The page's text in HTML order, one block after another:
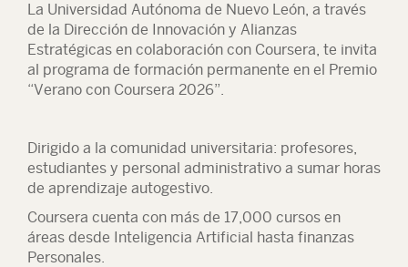
La Universidad Autónoma de Nuevo León, a través
de la Dirección de Innovación y Alianzas
Estratégicas en colaboración con Coursera, te invita
al programa de formación permanente en el Premio
“Verano con Coursera 2026”.
Dirigido a la comunidad universitaria: profesores,
estudiantes y personal administrativo a sumar horas
de aprendizaje autogestivo.
Coursera cuenta con más de 17,000 cursos en
áreas desde Inteligencia Artificial hasta finanzas
Personales.